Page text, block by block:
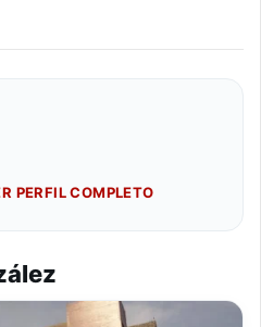
PERFIL COMPLETO